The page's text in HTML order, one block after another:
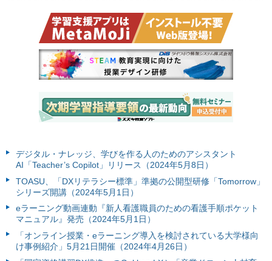
デジタル・ナレッジ、学びを作る人のためのアシスタント
AI「Teacher’s Copilot」リリース（2024年5月8日）
TOASU、「DXリテラシー標準」準拠の公開型研修「Tomorrow」
シリーズ開講（2024年5月1日）
eラーニング動画連動『新人看護職員のための看護手順ポケット
マニュアル』発売（2024年5月1日）
「オンライン授業・eラーニング導入を検討されている大学様向
け事例紹介」5月21日開催（2024年4月26日）